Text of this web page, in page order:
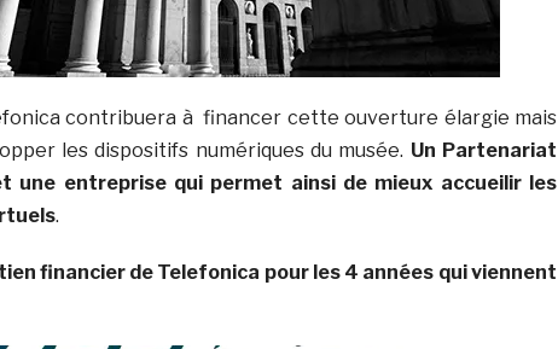
contribuera à financer cette ouverture élargie mais
les dispositifs numériques du musée. Un Partenariat
une entreprise qui permet ainsi de mieux accueilir les
.
financier de Telefonica pour les 4 années qui viennent